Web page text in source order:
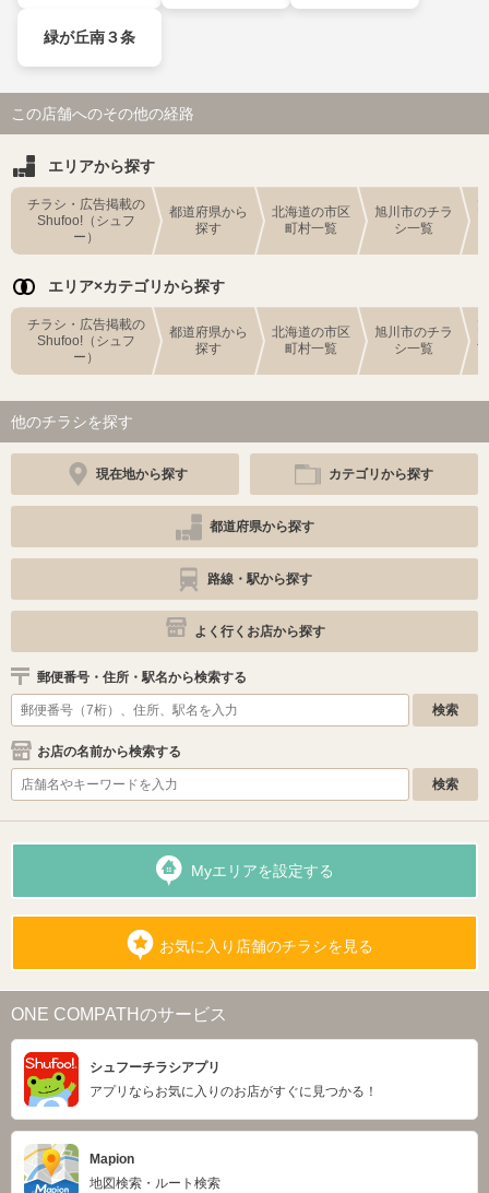
緑が丘南３条
この店舗へのその他の経路
エリアから探す
チラシ・広告掲載の
Shufoo!（シュフ
ー）
都道府県から
探す
北海道の市区
町村一覧
旭川市のチラ
シ一覧
エリア×カテゴリから探す
チラシ・広告掲載の
Shufoo!（シュフ
ー）
都道府県から
探す
北海道の市区
町村一覧
旭川市のチラ
シ一覧
他のチラシを探す
現在地から探す カテゴリから探す
都道府県から探す
路線・駅から探す
よく行くお店から探す
郵便番号・住所・駅名から検索する
お店の名前から検索する
Myエリアを設定する
お気に入り店舗のチラシを見る
ONE COMPATHのサービス
シュフーチラシアプリ
アプリならお気に入りのお店がすぐに見つかる！
Mapion
地図検索・ルート検索